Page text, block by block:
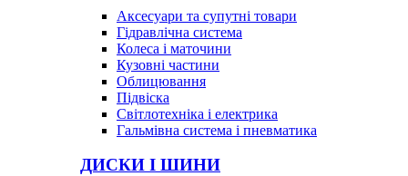
Аксесуари та супутні товари
Гідравлічна система
Колеса і маточини
Кузовні частини
Облицювання
Підвіска
Світлотехніка і електрика
Гальмівна система і пневматика
ДИСКИ І ШИНИ